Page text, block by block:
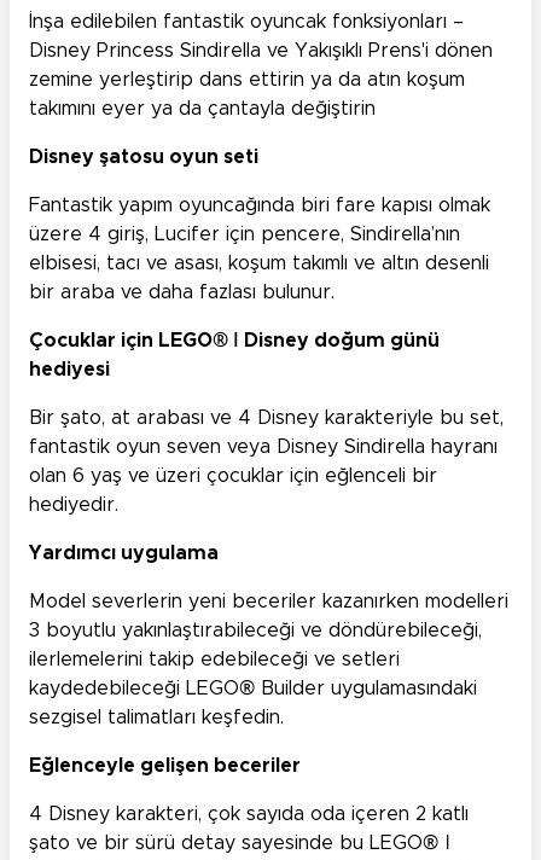
İnşa edilebilen fantastik oyuncak fonksiyonları –
Disney Princess Sindirella ve Yakışıklı Prens'i dönen
zemine yerleştirip dans ettirin ya da atın koşum
takımını eyer ya da çantayla değiştirin
Disney şatosu oyun seti
Fantastik yapım oyuncağında biri fare kapısı olmak
üzere 4 giriş, Lucifer için pencere, Sindirella’nın
elbisesi, tacı ve asası, koşum takımlı ve altın desenli
bir araba ve daha fazlası bulunur.
Çocuklar için LEGO® ǀ Disney doğum günü
hediyesi
Bir şato, at arabası ve 4 Disney karakteriyle bu set,
fantastik oyun seven veya Disney Sindirella hayranı
olan 6 yaş ve üzeri çocuklar için eğlenceli bir
hediyedir.
Yardımcı uygulama
Model severlerin yeni beceriler kazanırken modelleri
3 boyutlu yakınlaştırabileceği ve döndürebileceği,
ilerlemelerini takip edebileceği ve setleri
kaydedebileceği LEGO® Builder uygulamasındaki
sezgisel talimatları keşfedin.
Eğlenceyle gelişen beceriler
4 Disney karakteri, çok sayıda oda içeren 2 katlı
şato ve bir sürü detay sayesinde bu LEGO® ǀ